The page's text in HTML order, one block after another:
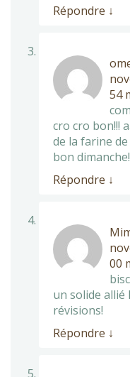
Répondre ↓
54
cro cro bon!!!
de la farine de
bon dimanche!
Répondre ↓
00
un solide allié
révisions!
Répondre ↓